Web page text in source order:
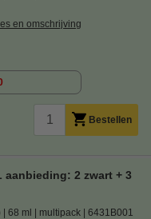
en omschrijving
Bestellen
aanbieding: 2 zwart + 3
68 ml multipack 6431B001